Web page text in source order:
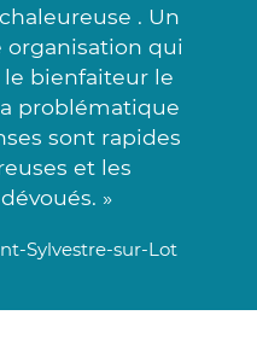
. Un
qui
bienfaiteur le
problématique
sont rapides
et les
»
Sylvestre-sur-Lot